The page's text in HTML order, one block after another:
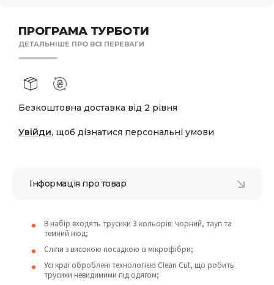
ПРОГРАМА ТУРБОТИ
ДЕТАЛЬНІШЕ ПРО ВСІ ПЕРЕВАГИ
Безкоштовна доставка від 2 рівня
Увійди, щоб дізнатися персональні умови
Інформація про товар
В набір входять трусики 3 кольорів: чорний, тауп та
темний нюд;
Сліпи з високою посадкою із мікрофібри;
Усі краї оброблені технологією Clean Cut, що робить
трусики невидимими під одягом;